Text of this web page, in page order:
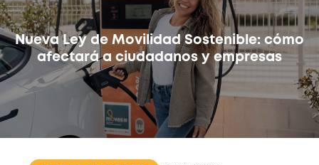
Nueva Ley de Movilidad Sostenible: cómo
afectará a ciudadanos y empresas